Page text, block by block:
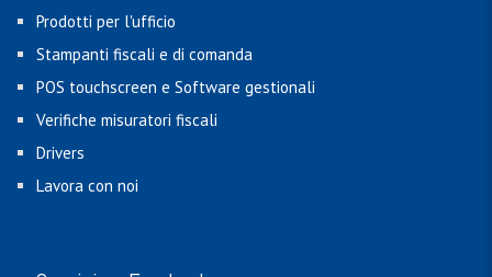
Prodotti per l'ufficio
Stampanti fiscali e di comanda
POS touchscreen e Software gestionali
Verifiche misuratori fiscali
Drivers
Lavora con noi